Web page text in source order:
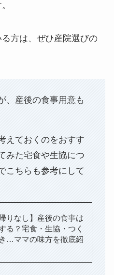
方は、ぜひ産院選びの
、産後の食事用意も
えておくのをおすす
みた宅食や生協につ
こちらも参考にして
帰りなし】産後の食事は
る？宅食・生協・つく
…ママの味方を徹底紹